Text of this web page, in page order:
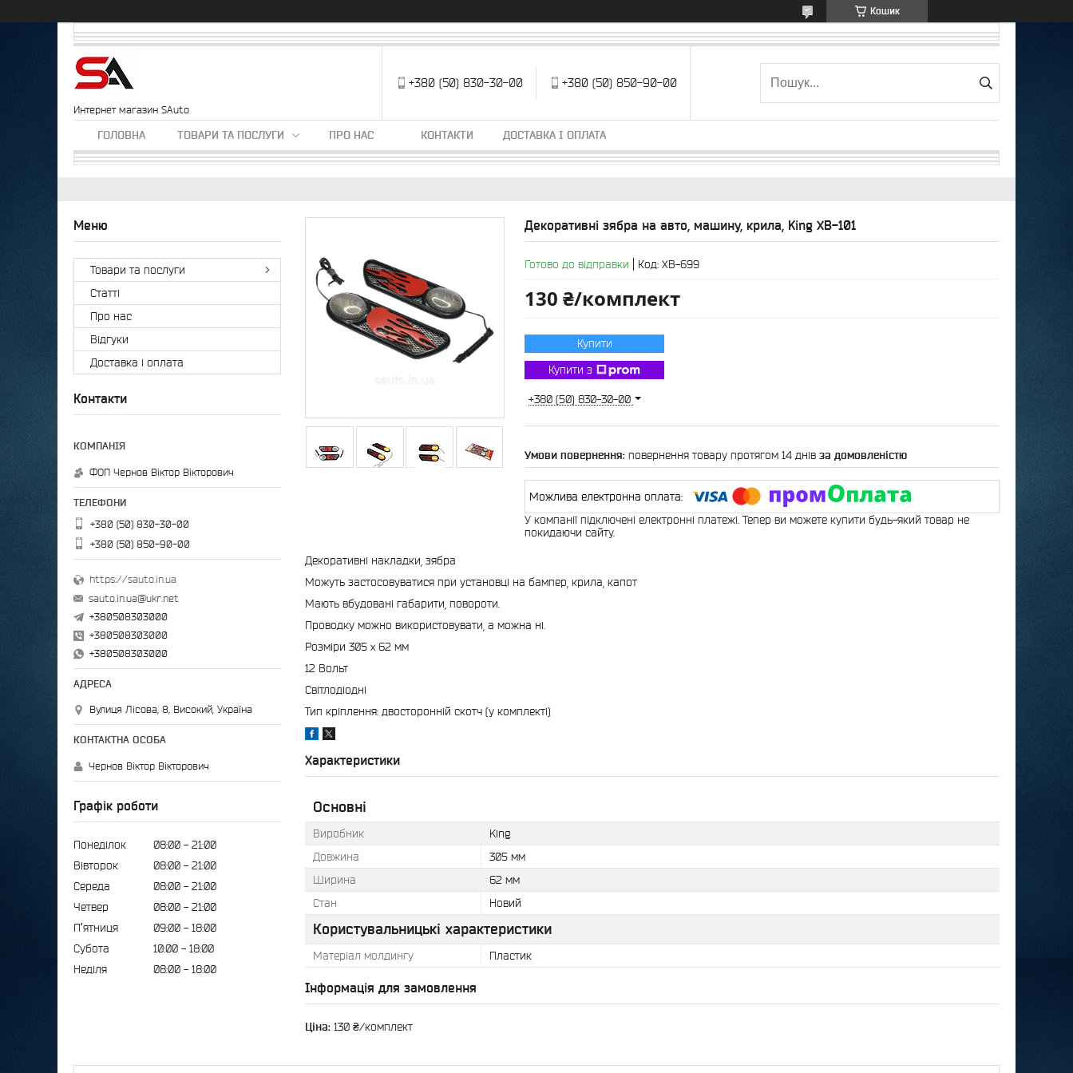
Кошик
Интернет магазин SAuto
+380 (50) 830-30-00 +380 (50) 850-90-00
ГОЛОВНА ТОВАРИ ТА ПОСЛУГИ ПРО НАС КОНТАКТИ ДОСТАВКА І ОПЛАТА
Декоративні зябра на авто, машину, крила, King XB-101
Готово до відправки Код: XB-699
130 ₴/комплект
Купити
Купити з
+380 (50) 830-30-00
повернення товару протягом 14 днів за домовленістю
У компанії підключені електронні платежі. Тепер ви можете купити будь-який товар не
покидаючи сайту.
Декоративні накладки, зябра
Можуть застосовуватися при установці на бампер, крила, капот
Мають вбудовані габарити, повороти.
Проводку можно використовувати, а можна ні.
Розміри 305 х 62 мм
12 Вольт
Світлодіодні
Тип кріплення: двосторонній скотч (у комплекті)
Характеристики
Основні
Виробник
King
Довжина
305 мм
Ширина
62 мм
Стан
Новий
Користувальницькі характеристики
Матеріал молдингу Пластик
Інформація для замовлення
Ціна: 130 ₴/комплект
Товари та послуги
Статті
Про нас
Відгуки
Доставка і оплата
Контакти
ФОП Чернов Віктор Вікторович
+380 (50) 830-30-00
+380 (50) 850-90-00
https://sauto.in.ua
sauto.in.ua@ukr.net
+380508303000
+380508303000
+380508303000
Вулиця Лісова, 8, Високий, Україна
Чернов Віктор Вікторович
Графік роботи
Понеділок 08:00
21:00
Вівторок
08:00
21:00
Середа
08:00
21:00
Четвер
08:00
21:00
Пʼятниця
09:00
18:00
Субота
10:00
18:00
Неділя
08:00 18:00